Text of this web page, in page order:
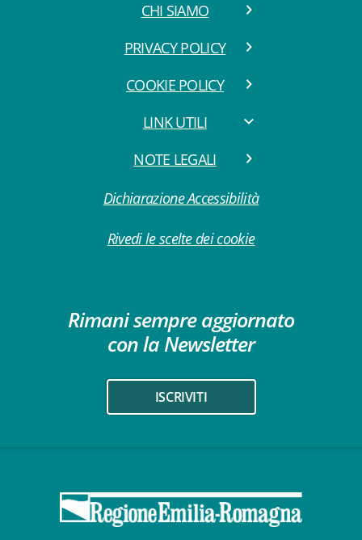
CHI SIAMO
PRIVACY POLICY
COOKIE POLICY
LINK UTILI
NOTE LEGALI
Dichiarazione Accessibilità
Rivedi le scelte dei cookie
Rimani sempre aggiornato
con la Newsletter
ISCRIVITI